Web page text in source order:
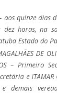
aos quinze dias
horas, na
Estado do
DE
– Primeiro
e ITAMAR
demais